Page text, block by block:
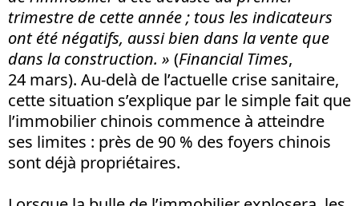
trimestre de cette année ; tous les indicateurs
ont été négatifs, aussi bien dans la vente que
dans la construction. » (Financial Times,
24 mars). Au-delà de l’actuelle crise sanitaire,
cette situation s’explique par le simple fait que
l’immobilier chinois commence à atteindre
ses limites : près de 90 % des foyers chinois
sont déjà propriétaires.